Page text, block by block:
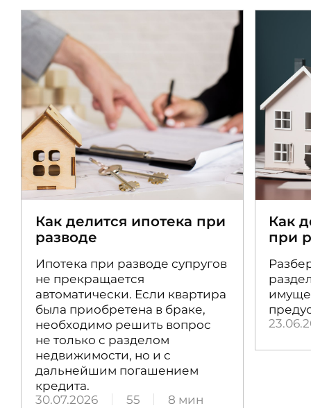
Как делится ипотека при
разводе
Ипотека при разводе супругов
не прекращается
автоматически. Если квартира
была приобретена в браке,
необходимо решить вопрос
не только с разделом
недвижимости, но и с
дальнейшим погашением
кредита.
30.07.2026
55 8 мин
Как
при